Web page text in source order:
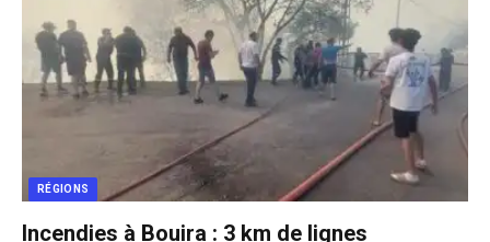
RÉGIONS
Incendies à Bouira : 3 km de lignes